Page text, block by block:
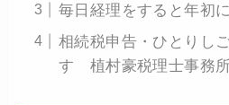
毎日経理をすると年初
相続税申告・ひとりし
す 植村豪税理士事務所